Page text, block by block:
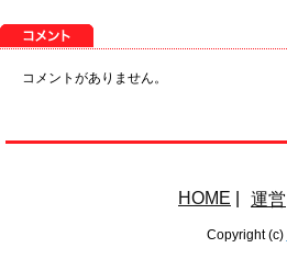
コメントがありません。
HOME 運営
Copyright (c)